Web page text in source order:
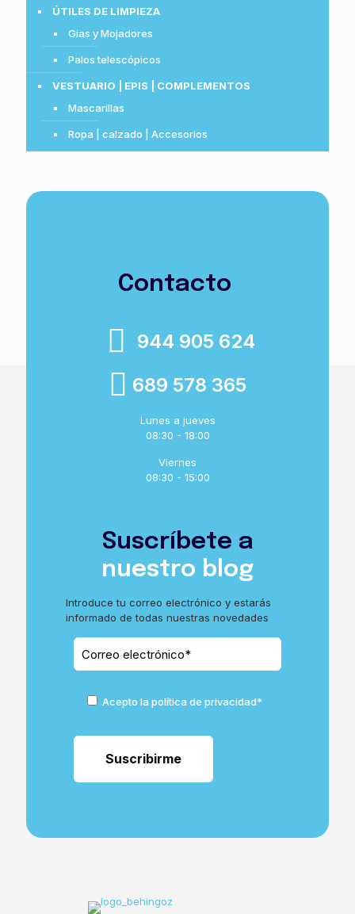
ÚTILES DE LIMPIEZA
Gias y Mojadores
Palos telescópicos
VESTUARIO | EPIS | COMPLEMENTOS
Mascarillas
Ropa | calzado | Accesorios
Contacto
944 905 624
689 578 365
Lunes a jueves
08:30 - 18:00
Viernes
08:30 - 15:00
Suscríbete a
nuestro blog
Introduce tu correo electrónico y estarás
informado de todas nuestras novedades
Acepto la política de privacidad*